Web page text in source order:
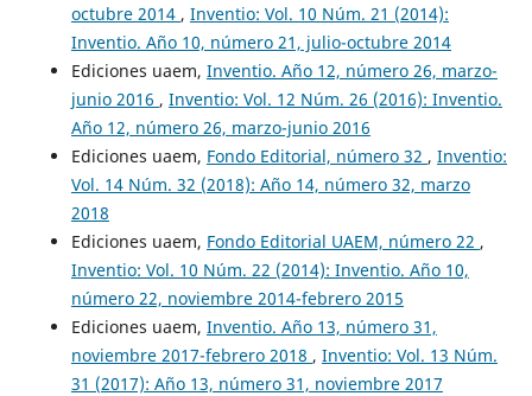
octubre 2014 , Inventio: Vol. 10 Núm. 21 (2014):
Inventio. Año 10, número 21, julio-octubre 2014
Ediciones uaem, Inventio. Año 12, número 26, marzo-
junio 2016 , Inventio: Vol. 12 Núm. 26 (2016): Inventio.
Año 12, número 26, marzo-junio 2016
Ediciones uaem, Fondo Editorial, número 32 , Inventio:
Vol. 14 Núm. 32 (2018): Año 14, número 32, marzo
2018
Ediciones uaem, Fondo Editorial UAEM, número 22 ,
Inventio: Vol. 10 Núm. 22 (2014): Inventio. Año 10,
número 22, noviembre 2014-febrero 2015
Ediciones uaem, Inventio. Año 13, número 31,
noviembre 2017-febrero 2018 , Inventio: Vol. 13 Núm.
31 (2017): Año 13, número 31, noviembre 2017